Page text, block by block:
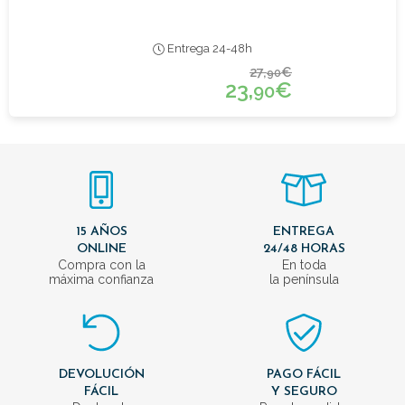
Entrega 24-48h
27,90€
23,90€
15 AÑOS
ONLINE
Compra con la
máxima confianza
ENTREGA
24/48 HORAS
En toda
la península
DEVOLUCIÓN
FÁCIL
PAGO FÁCIL
Y SEGURO